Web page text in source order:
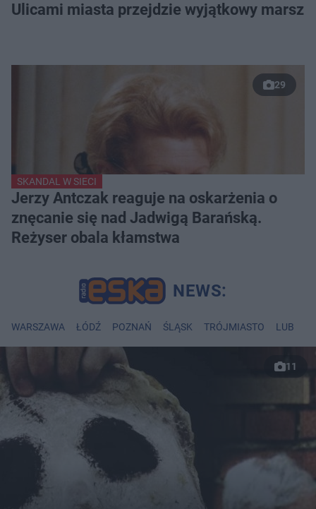
Ulicami miasta przejdzie wyjątkowy marsz
29
SKANDAL W SIECI
Jerzy Antczak reaguje na oskarżenia o
znęcanie się nad Jadwigą Barańską.
Reżyser obala kłamstwa
WARSZAWA ŁÓDŹ POZNAŃ ŚLĄSK TRÓJMIASTO LUBLIN
11